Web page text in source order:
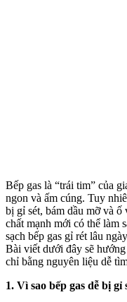
Bếp gas là “trái tim” của
ngon và ấm cúng. Tuy
bị gỉ sét, bám dầu mỡ và
chấ‌t mạnh mới có thể làm
sạch bếp gas gỉ rét lâu
Bài viết dưới đây sẽ
chỉ bằng nguyên liệu dễ
1. Vì sao bếp gas dễ bị gỉ